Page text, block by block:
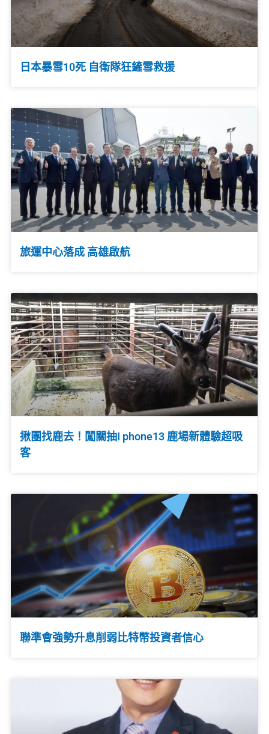
日本暴雪10死 自衛隊狂鏟雪救援
旅運中心落成 高雄啟航
揪團找鹿去！闖關抽I phone13 鹿場新體驗超吸
客
聯準會強勢升息削弱比特幣投資者信心